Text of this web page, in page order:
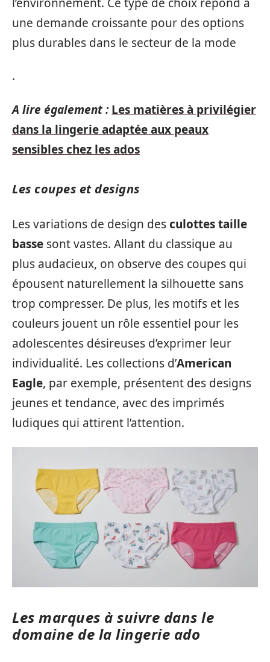
une demande croissante pour des options
plus durables dans le secteur de la mode
.
A lire également : Les matières à privilégier
dans la lingerie adaptée aux peaux
sensibles chez les ados
Les coupes et designs
Les variations de design desculottes taille
basse sont vastes. Allant du classique au
plus audacieux, on observe des coupes qui
épousent naturellement la silhouette sans
trop compresser. De plus, les motifs et les
couleurs jouent un rôle essentiel pour les
adolescentes désireuses d’exprimer leur
individualité. Les collections d’American
Eagle, par exemple, présentent des designs
jeunes et tendance, avec des imprimés
ludiques qui attirent l’attention.
Les marques à suivre dans le
domaine de la lingerie ado